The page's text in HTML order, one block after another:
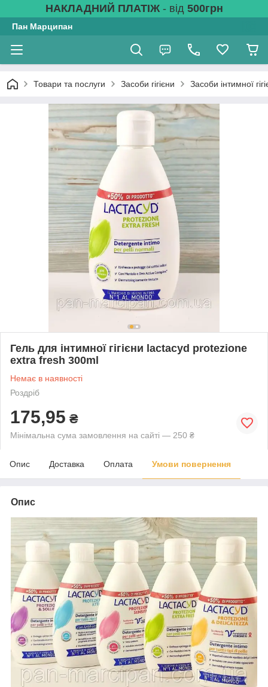
НАКЛАДНИЙ ПЛАТІЖ- від 500грн
Пан Марципан
Товари та послуги Засоби гігієни Засоби інтимної
Гель для інтимної гігієни lactacyd protezione
extra fresh 300ml
Немає в наявності
Роздріб
175,95 ₴
Мінімальна сума замовлення на сайті — 250 ₴
Опис Доставка Оплата Умови повернення
Опис